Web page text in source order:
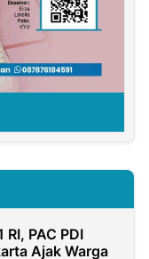
PAC PDI
Ajak Warga